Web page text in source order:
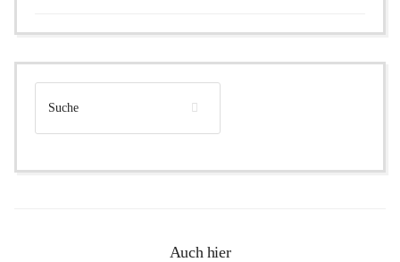
Auch hier